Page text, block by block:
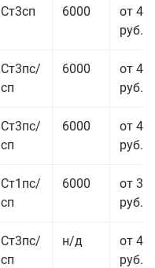
Ст3сп 6000
от 43
руб.
Ст3пс/
сп
6000
от 42
руб.
Ст3пс/
сп
6000
от 42
руб.
Ст1пс/
сп
6000
от 35
руб.
Ст3пс/
сп
н/д
от 43
руб.